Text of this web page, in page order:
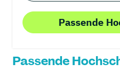
Passende
Passende